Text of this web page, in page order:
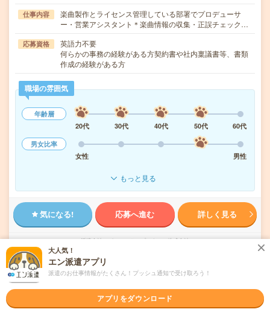
仕事内容
楽曲製作とライセンス管理している部署でプロデューサ
ー・営業アシスタント＊楽曲情報の収集・正誤チェック…
応募資格
英語力不要
何らかの事務の経験がある方契約書や社内稟議書等、書類
作成の経験がある方
職場の雰囲気
年齢層
20代
30代 40代 50代
60代
男女比率
女性
男性
もっと見る
気になる! 応募へ進む 詳しく見る
派遣会社 パーソルテンプスタッフ株式会社
未読 掲載日 2026/08/06
1750円＊＼いまどきIT企業で働こう／法人対
大人気！
エン派遣アプリ
派遣のお仕事情報がたくさん！プッシュ通知で受け取ろう！
アプリをダウンロード